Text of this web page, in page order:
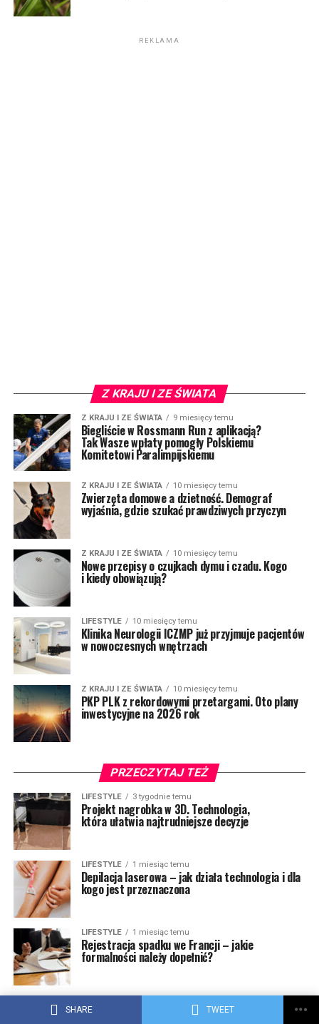
SHARE TWEET
REKLAMA
Z KRAJU I ZE ŚWIATA
Z KRAJU I ZE ŚWIATA 9 miesięcy temu
Biegliście w Rossmann Run z aplikacją?
Tak Wasze wpłaty pomogły Polskiemu
Komitetowi Paralimpijskiemu
Z KRAJU I ZE ŚWIATA 10 miesięcy temu
Zwierzęta domowe a dzietność. Demograf
wyjaśnia, gdzie szukać prawdziwych przyczyn
Z KRAJU I ZE ŚWIATA 10 miesięcy temu
Nowe przepisy o czujkach dymu i czadu. Kogo
i kiedy obowiązują?
LIFESTYLE 10 miesięcy temu
Klinika Neurologii ICZMP już przyjmuje pacjentów
w nowoczesnych wnętrzach
Z KRAJU I ZE ŚWIATA 10 miesięcy temu
PKP PLK z rekordowymi przetargami. Oto plany
inwestycyjne na 2026 rok
PRZECZYTAJ TEŻ
LIFESTYLE 3 tygodnie temu
Projekt nagrobka w 3D. Technologia,
która ułatwia najtrudniejsze decyzje
LIFESTYLE 1 miesiąc temu
Depilacja laserowa – jak działa technologia i dla
kogo jest przeznaczona
LIFESTYLE 1 miesiąc temu
Rejestracja spadku we Francji – jakie
formalności należy dopełnić?
Do czego służy łyżka skarpowa do koparki?